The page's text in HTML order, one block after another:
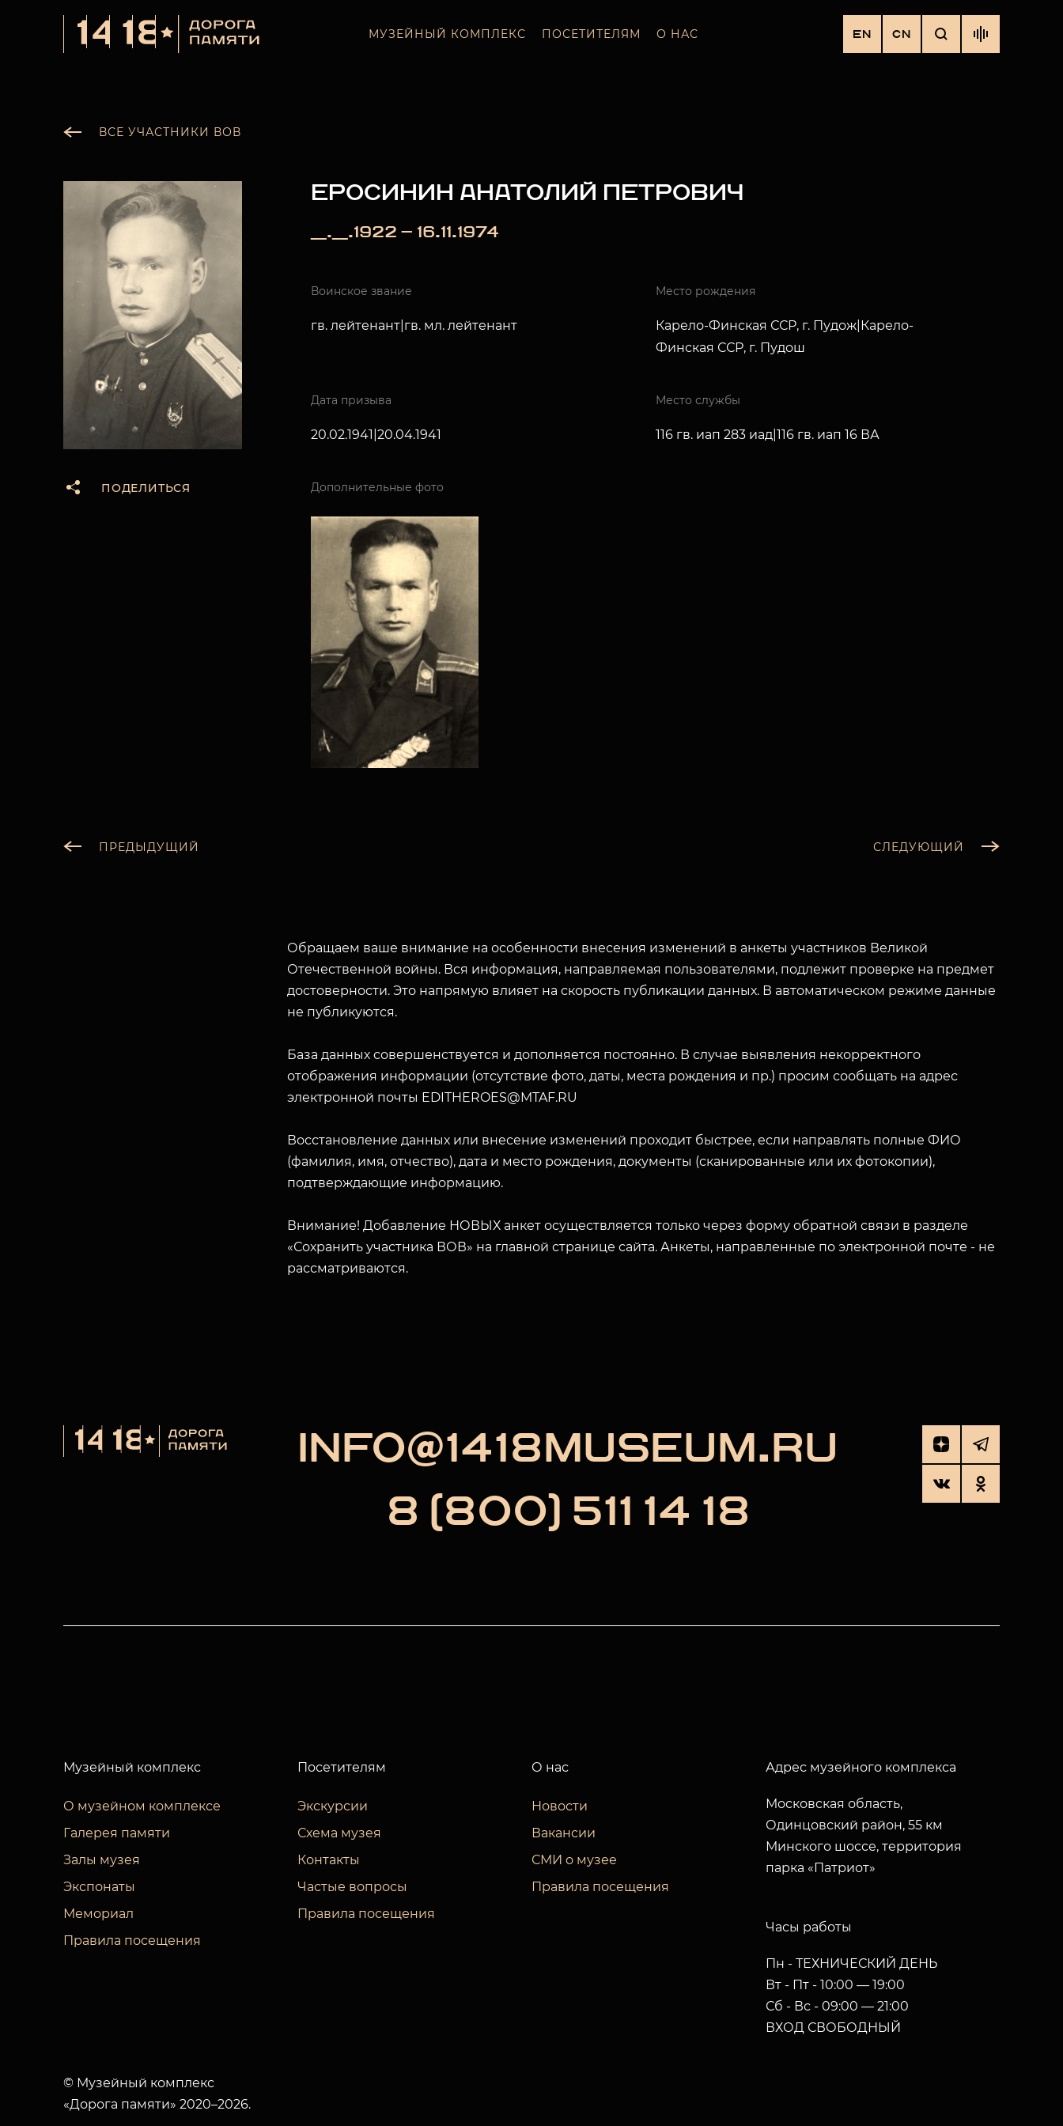
МУЗЕЙНЫЙ КОМПЛЕКС ПОСЕТИТЕЛЯМ О НАС
ЗАКРЫТЬ
EN CN
ВСЕ УЧАСТНИКИ ВОВ
ПОДЕЛИТЬСЯ
ЕРОСИНИН АНАТОЛИЙ ПЕТРОВИЧ
__.__.1922 — 16.11.1974
Воинское звание
гв. лейтенант|гв. мл. лейтенант
Место рождения
Карело-Финская ССР, г. Пудож|Карело-
Финская ССР, г. Пудош
Дата призыва
20.02.1941|20.04.1941
Место службы
116 гв. иап 283 иад|116 гв. иап 16 ВА
Дополнительные фото
ПРЕДЫДУЩИЙ СЛЕДУЮЩИЙ
Обращаем ваше внимание на особенности внесения изменений в анкеты участников Великой
Отечественной войны. Вся информация, направляемая пользователями, подлежит проверке на предмет
достоверности. Это напрямую влияет на скорость публикации данных. В автоматическом режиме данные
не публикуются.
База данных совершенствуется и дополняется постоянно. В случае выявления некорректного
отображения информации (отсутствие фото, даты, места рождения и пр.) просим сообщать на адрес
электронной почты EDITHEROES@MTAF.RU
Восстановление данных или внесение изменений проходит быстрее, если направлять полные ФИО
(фамилия, имя, отчество), дата и место рождения, документы (сканированные или их фотокопии),
подтверждающие информацию.
Внимание! Добавление НОВЫХ анкет осуществляется только через форму обратной связи в разделе
«Сохранить участника ВОВ» на главной странице сайта. Анкеты, направленные по электронной почте - не
рассматриваются.
INFO@1418MUSEUM.RU
8 (800) 511 14 18
Музейный комплекс
О музейном комплексе
Галерея памяти
Залы музея
Экспонаты
Мемориал
Правила посещения
Посетителям
Экскурсии
Схема музея
Контакты
Частые вопросы
Правила посещения
О нас
Новости
Вакансии
СМИ о музее
Правила посещения
Адрес музейного комплекса
Московская область,
Одинцовский район, 55 км
Минского шоссе, территория
парка «Патриот»
Часы работы
Пн - ТЕХНИЧЕСКИЙ ДЕНЬ
Вт - Пт - 10:00 — 19:00
Сб - Вс - 09:00 — 21:00
ВХОД СВОБОДНЫЙ
© Музейный комплекс
«Дорога памяти» 2020–2026.